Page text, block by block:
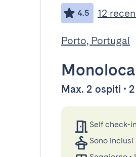
4.5 12
Porto, Portugal
Max. 2 ospiti •
Self check-in
Sono